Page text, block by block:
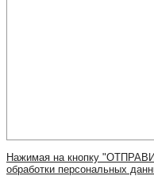
Нажимая на кнопку
обработки персональных